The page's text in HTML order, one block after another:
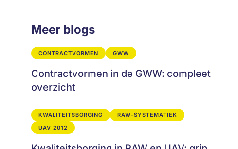
Meer blogs
CONTRACTVORMEN GWW
Contractvormen in de GWW: compleet
overzicht
KWALITEITSBORGING
RAW-SYSTEMATIEK
UAV 2012